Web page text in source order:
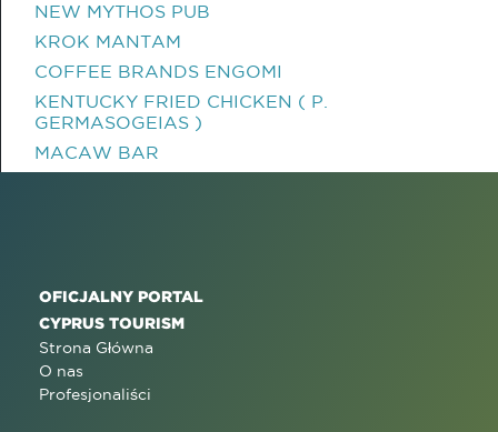
NEW MYTHOS PUB
KROK MANTAM
COFFEE BRANDS ENGOMI
KENTUCKY FRIED CHICKEN ( P.
GERMASOGEIAS )
MACAW BAR
OFICJALNY PORTAL
CYPRUS TOURISM
Strona Główna
O nas
Profesjonaliści